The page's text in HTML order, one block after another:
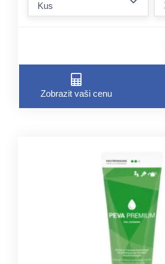
Zobrazit vaši cenu